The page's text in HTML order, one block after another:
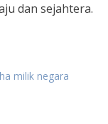
dan sejahtera.
milik negara